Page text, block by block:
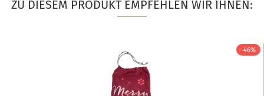
ZU DIESEM PRODUKT EMPFEHLEN WIR IHNEN:
-46%